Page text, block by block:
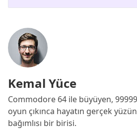
Kemal Yüce
Commodore 64 ile büyüyen,
oyun çıkınca hayatın gerçek
bağımlısı bir birisi.